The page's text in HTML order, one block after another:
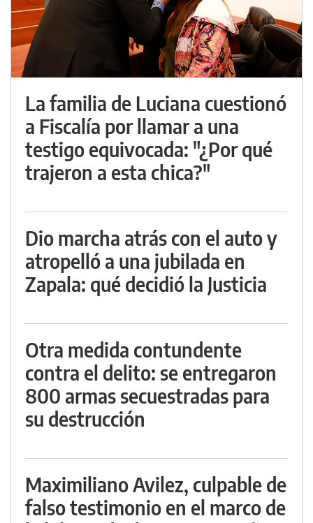
La familia de Luciana cuestionó
a Fiscalía por llamar a una
testigo equivocada: "¿Por qué
trajeron a esta chica?"
Dio marcha atrás con el auto y
atropelló a una jubilada en
Zapala: qué decidió la Justicia
Otra medida contundente
contra el delito: se entregaron
800 armas secuestradas para
su destrucción
Maximiliano Avilez, culpable de
falso testimonio en el marco de